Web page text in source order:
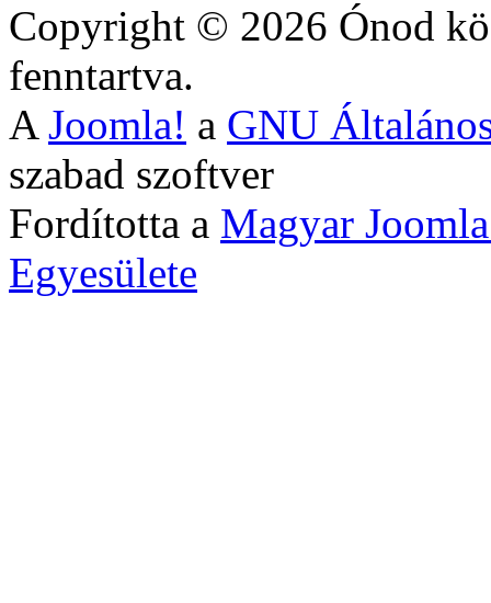
Copyright © 2026 Ónod
fenntartva.
A Joomla! a GNU
szabad szoftver
Fordította a Magyar
Egyesülete